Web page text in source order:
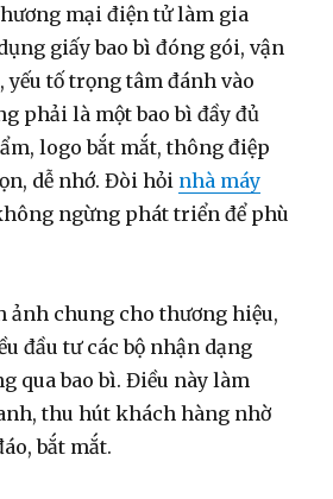
mại điện tử làm gia
giấy bao bì đóng gói, vận
yếu tố trọng tâm đánh vào
phải là một bao bì đầy đủ
logo bắt mắt, thông điệp
dễ nhớ. Đòi hỏi nhà máy
ngừng phát triển để phù
ảnh chung cho thương hiệu,
đầu tư các bộ nhận dạng
qua bao bì. Điều này làm
thu hút khách hàng nhờ
bắt mắt.